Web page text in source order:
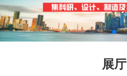
展厅